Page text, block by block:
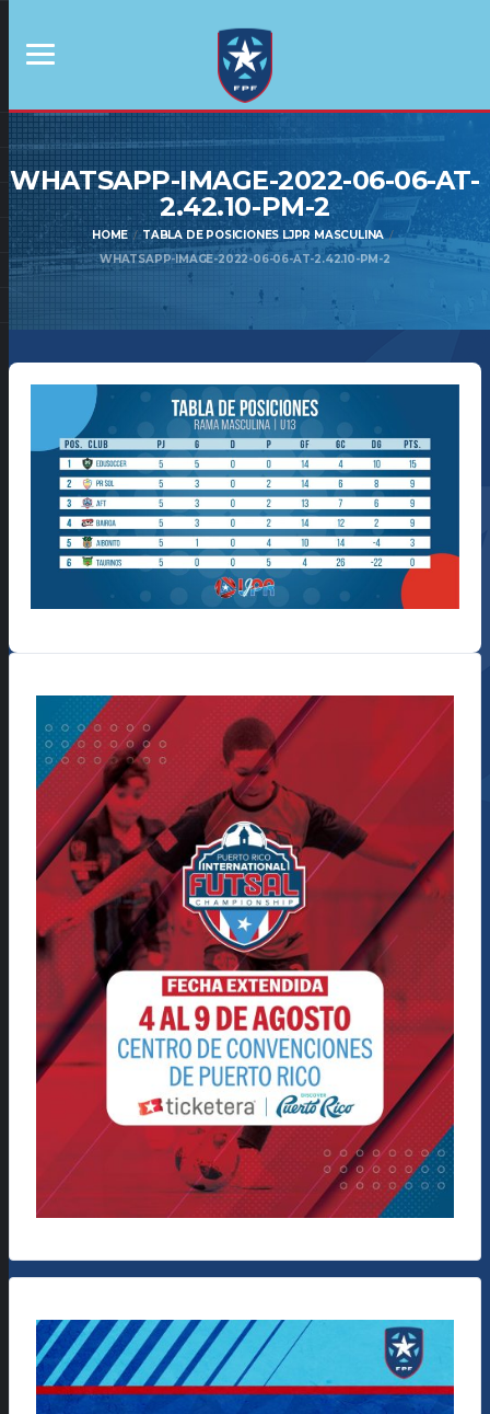
WHATSAPP-IMAGE-2022-06-06-AT-
2.42.10-PM-2
HOME
TABLA DE POSICIONES LJPR MASCULINA
WHATSAPP-IMAGE-2022-06-06-AT-2.42.10-PM-2